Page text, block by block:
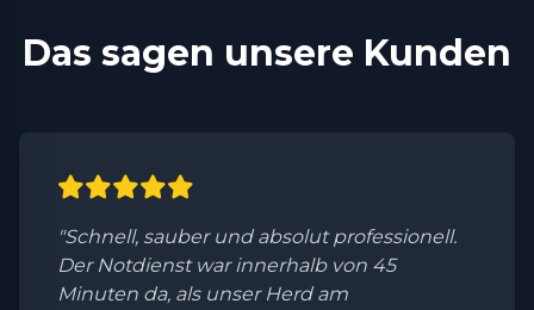
Das sagen unsere Kunden
"Schnell, sauber und absolut professionell.
Der Notdienst war innerhalb von 45
Minuten da, als unser Herd am